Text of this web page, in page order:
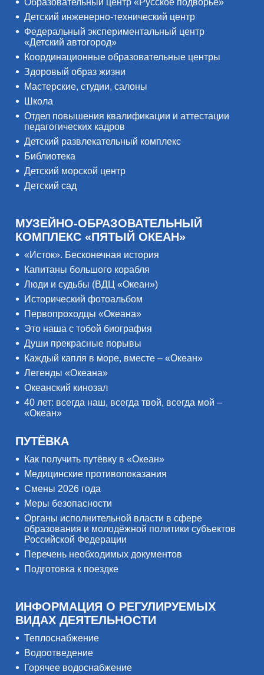
Детский инженерно-технический центр
Федеральный экспериментальный центр
«Детский автогород»
Координационные образовательные центры
Здоровый образ жизни
Мастерские, студии, салоны
Школа
Отдел повышения квалификации и аттестации
педагогических кадров
Детский развлекательный комплекс
Библиотека
Детский морской центр
Детский сад
МУЗЕЙНО-ОБРАЗОВАТЕЛЬНЫЙ
КОМПЛЕКС «ПЯТЫЙ ОКЕАН»
«Исток». Бесконечная история
Капитаны большого корабля
Люди и судьбы (ВДЦ «Океан»)
Исторический фотоальбом
Первопроходцы «Океана»
Это наша с тобой биография
Души прекрасные порывы
Каждый капля в море, вместе – «Океан»
Легенды «Океана»
Океанский кинозал
40 лет: всегда наш, всегда твой, всегда мой –
«Океан»
ПУТЁВКА
Как получить путёвку в «Океан»
Медицинские противопоказания
Смены 2026 года
Меры безопасности
Органы исполнительной власти в сфере
образования и молодёжной политики субъектов
Российской Федерации
Перечень необходимых документов
Подготовка к поездке
ИНФОРМАЦИЯ О РЕГУЛИРУЕМЫХ
ВИДАХ ДЕЯТЕЛЬНОСТИ
Теплоснабжение
Водоотведение
Горячее водоснабжение